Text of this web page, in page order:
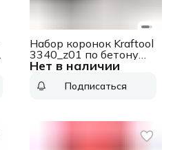
Нет в наличии
Набор коронок Kraftool
3340_z01 по бетону
(6пред.) для
Подписаться